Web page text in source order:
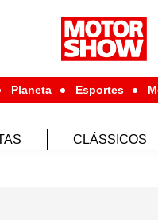
Planeta Esportes
CLÁSSICOS